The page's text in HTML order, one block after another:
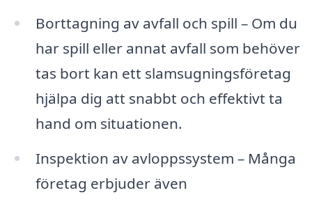
Borttagning av avfall och spill – Om du
har spill eller annat avfall som behöver
tas bort kan ett slamsugningsföretag
hjälpa dig att snabbt och effektivt ta
hand om situationen.
Inspektion av avloppssystem – Många
företag erbjuder även